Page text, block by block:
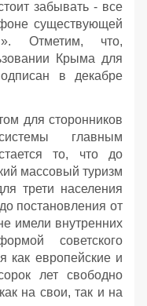
забывать - все
существующей
Отметим, что,
Крыма для
в декабре
для сторонников
главным
то, что до
массовый туризм
трети населения
постановления от
имели внутренних
советского
как европейские и
лет свободно
на свои, так и на